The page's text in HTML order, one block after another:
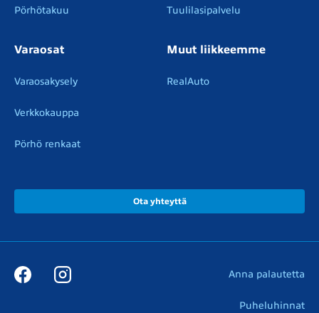
Pörhötakuu Tuulilasipalvelu
Varaosat
Varaosakysely
Verkkokauppa
Pörhö renkaat
Muut liikkeemme
RealAuto
Ota yhteyttä
Anna palautetta
Puheluhinnat